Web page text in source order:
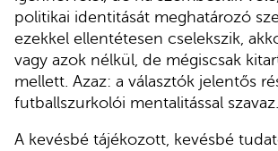
politikai identitását meghatározó
ezekkel ellentétesen cselekszik,
vagy azok nélkül, de mégiscsak
mellett. Azaz: a választók jelentős
futballszurkolói mentalitással szavaz.
A kevésbé tájékozott, kevésbé